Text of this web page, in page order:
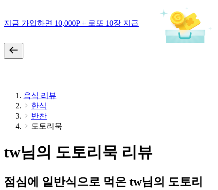
지금 가입하면 10,000P + 로또 10장 지급
음식 리뷰
한식
반찬
도토리묵
tw님의 도토리묵 리뷰
점심에 일반식으로 먹은 tw님의 도토리